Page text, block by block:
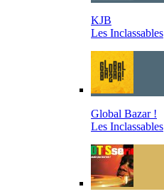
KJB
Les Inclassables
Global Bazar !
Les Inclassables